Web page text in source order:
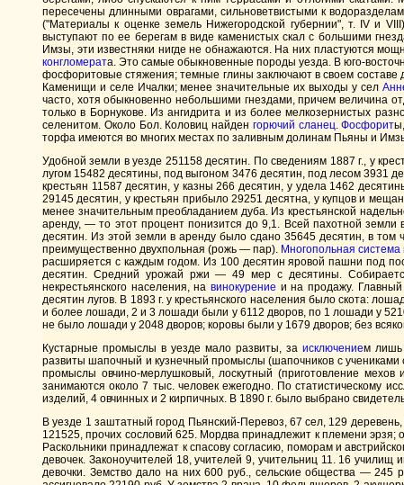
пересечены длинными оврагами, сильноветвистыми к
("Материалы к оценке земель Нижегородской губернии", т. IV и
выступают по ее берегам в виде каменистых скал с большими
Имзы, эти известняки нигде не обнажаются. На них пластуются
конгломерата. Это самые обыкновенные породы уезда. В юго-
фосфоритовые стяжения; темные глины заключают в своем составе
Каменищи и селе Ичалки; менее значительные их выходы у сел
часто, хотя обыкновенно небольшими гнездами, причем величина
только в Борнукове. Из ангидрита и из более мелкозернистых
селенитом. Около Бол. Коловиц найден горючий сланец.Фосфорит
торфа имеются во многих местах по заливным долинам Пьяны и
Удобной земли в уезде 251158 десятин. По сведениям 1887 г., у
лугом 15482 десятины, под выгоном 3476 десятин, под лесом 3931
крестьян 11587 десятин, у казны 266 десятин, у удела 1462
29145 десятин, у крестьян прибыло 29251 десятна, у купцов и
менее значительным преобладанием дуба. Из крестьянской
аренду, — то этот процент понизится до 9,1. Всей пахотной
десятин. Из этой земли в аренду было сдано 35645 десятин, в
преимущественно двухпольная (рожь — пар). Многопольная система
расширяется с каждым годом. Из 100 десятин яровой пашни под
десятин. Средний урожай ржи — 49 мер с десятины.
некрестьянского населения, на винокурение и на продажу.
десятин лугов. В 1893 г. у крестьянского населения было скота:
и более лошади, 2 и 3 лошади были у 6112 дворов, по 1 лошади у
не было лошади у 2048 дворов; коровы были у 1679 дворов; без
Кустарные промыслы в уезде мало развиты, за исключением лишь
развиты шапочный и кузнечный промыслы (шапочников с учениками
промыслы овчино-мерлушковый, лоскутный (приготовление
занимаются около 7 тыс. человек ежегодно. По статистическому
изделий, 4 овчинных и 2 кирпичных. В 1890 г. было выбрано
В уезде 1 заштатный город Пьянский-Перевоз, 67 сел, 129
121525, прочих сословий 625. Мордва принадлежит к племени эрзя;
Раскольники принадлежат к спасову согласию, поморам и
девочек. Законоучителей 18, учителей 9, учительниц 11. 16 училищ
девочки. Земство дало на них 600 руб., сельские общества — 245